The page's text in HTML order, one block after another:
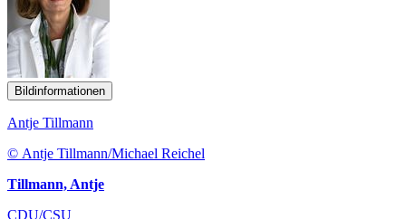
Bildinformationen
Antje Tillmann
© Antje Tillmann/Michael Reichel
Tillmann, Antje
CDU/CSU